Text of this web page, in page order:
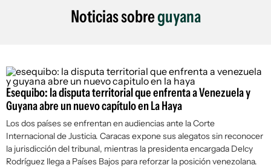
Noticias sobreguyana
Esequibo: la disputa territorial que enfrenta a Venezuela y
Guyana abre un nuevo capítulo en La Haya
Los dos países se enfrentan en audiencias ante la Corte
Internacional de Justicia. Caracas expone sus alegatos sin reconocer
la jurisdicción del tribunal, mientras la presidenta encargada Delcy
Rodríguez llega a Países Bajos para reforzar la posición venezolana.